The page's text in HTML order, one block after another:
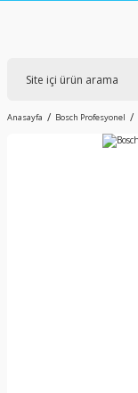
Anasayfa Bosch Profesyonel